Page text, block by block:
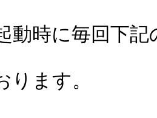
動時に毎回下
ります。